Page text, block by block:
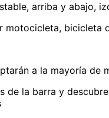
arriba y abajo,
motocicleta, bicicleta
a la mayoría
de la barra y